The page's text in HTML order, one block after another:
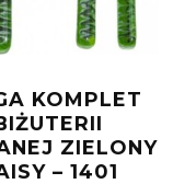
KOMPLET
ZIELONY
– 1401